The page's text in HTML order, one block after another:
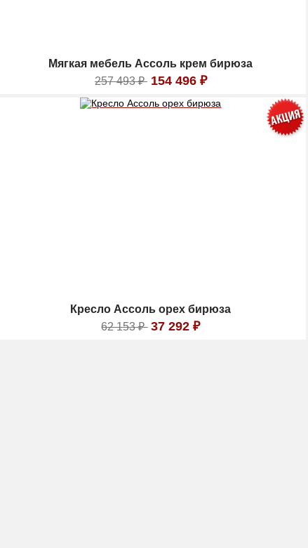
Мягкая мебель Ассоль крем бирюза
257 493₽ 154 496 ₽
Кресло Ассоль орех бирюза
62 153₽ 37 292 ₽